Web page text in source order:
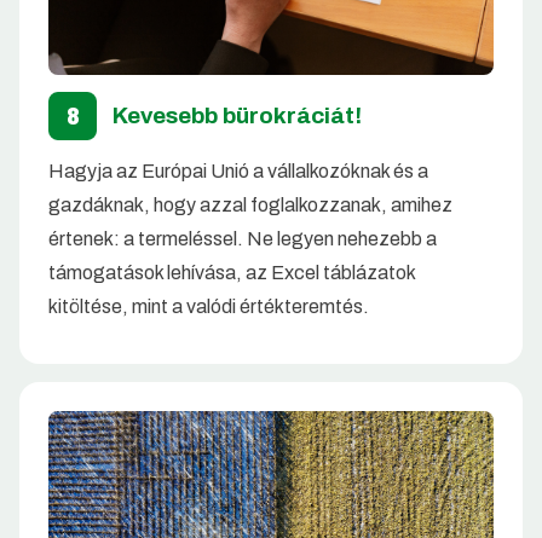
8 Kevesebb bürokráciát!
Hagyja az Európai Unió a vállalkozóknak és a
gazdáknak, hogy azzal foglalkozzanak, amihez
értenek: a termeléssel. Ne legyen nehezebb a
támogatások lehívása, az Excel táblázatok
kitöltése, mint a valódi értékteremtés.